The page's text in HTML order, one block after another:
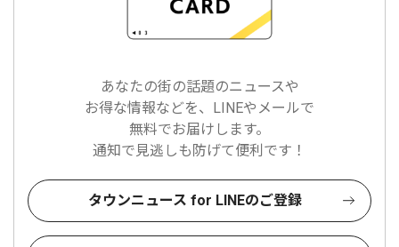
あなたの街の話題のニュースや
お得な情報などを、LINEやメールで
無料でお届けします。
通知で見逃しも防げて便利です！
タウンニュース for LINEのご登録